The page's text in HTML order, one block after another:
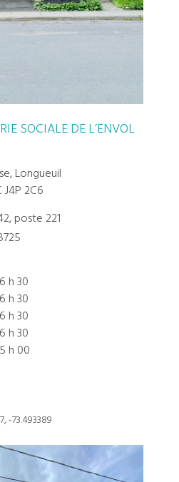
SOCIALE DE L’ENVOL
Longueuil
2C6
poste 221
h 30
h 30
h 30
h 30
h 00
-73.493389